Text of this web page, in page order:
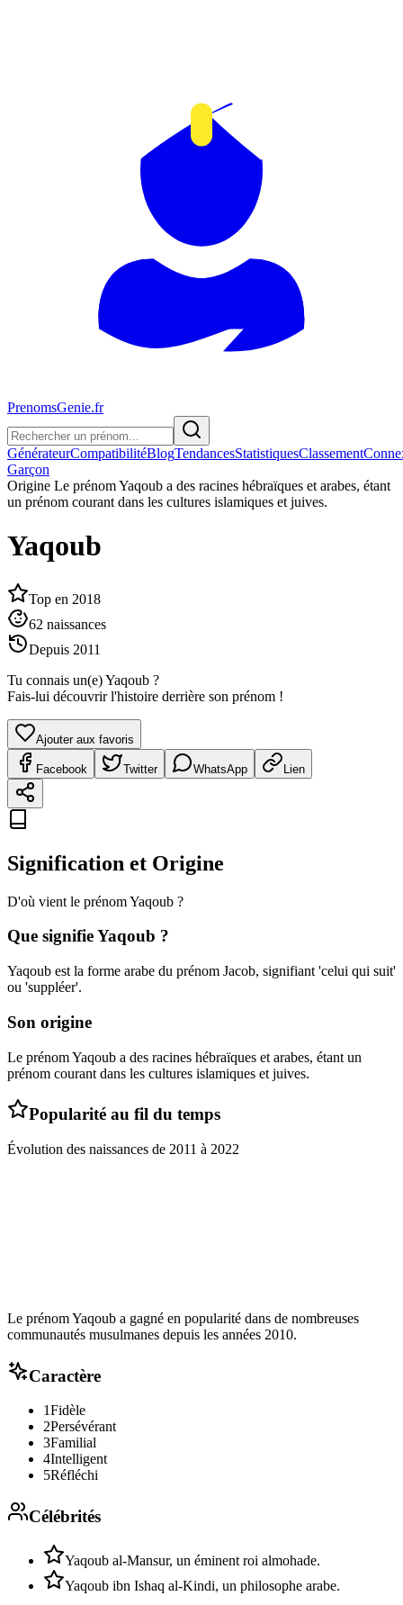
PrenomsGenie.fr
GénérateurCompatibilitéBlogTendancesStatistiquesClassement
Garçon
Origine Le prénom Yaqoub a des racines hébraïques et arabes, étant
un prénom courant dans les cultures islamiques et juives.
Yaqoub
Top en 2018
62 naissances
Depuis 2011
Tu connais un(e)Yaqoub ?
Fais-lui découvrir l'histoire derrière son prénom !
Ajouter aux favoris
Facebook Twitter WhatsApp Lien
Signification et Origine
D'où vient le prénomYaqoub ?
Que signifieYaqoub ?
Yaqoub est la forme arabe du prénom Jacob, signifiant 'celui qui suit'
ou 'suppléer'.
Son origine
Le prénom Yaqoub a des racines hébraïques et arabes, étant un
prénom courant dans les cultures islamiques et juives.
Popularité au fil du temps
Évolution des naissances de 2011 à 2022
Le prénom Yaqoub a gagné en popularité dans de nombreuses
communautés musulmanes depuis les années 2010.
Caractère
1Fidèle
2Persévérant
3Familial
4Intelligent
5Réfléchi
Célébrités
Yaqoub al-Mansur, un éminent roi almohade.
Yaqoub ibn Ishaq al-Kindi, un philosophe arabe.